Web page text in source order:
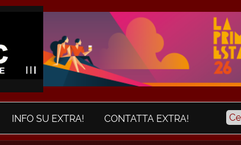
INFO SU EXTRA! CONTATTA EXTRA!